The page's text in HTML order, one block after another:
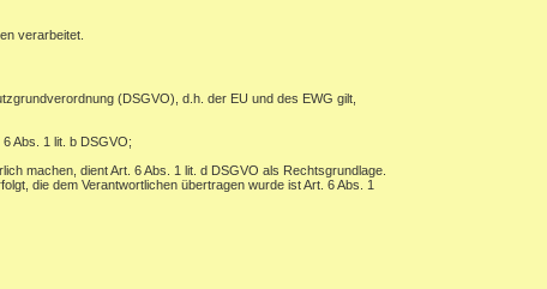
verarbeitet.
(DSGVO), d.h. der EU und des EWG gilt,
Abs. 1 lit. b DSGVO;
machen, dient Art. 6 Abs. 1 lit. d DSGVO als Rechtsgrundlage.
die dem Verantwortlichen übertragen wurde ist Art. 6 Abs. 1